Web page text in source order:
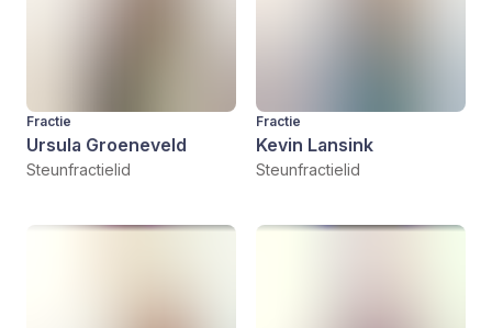
Fractie
Ursula Groeneveld
Steunfractielid
Fractie
Kevin Lansink
Steunfractielid